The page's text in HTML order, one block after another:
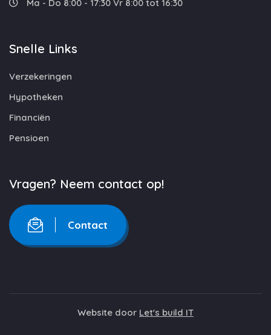
Ma - Do 8:00 - 17:30 Vr 8:00 tot 16:30
Snelle Links
Verzekeringen
Hypotheken
Financiën
Pensioen
Vragen? Neem contact op!
Contact
Website door Let's build IT